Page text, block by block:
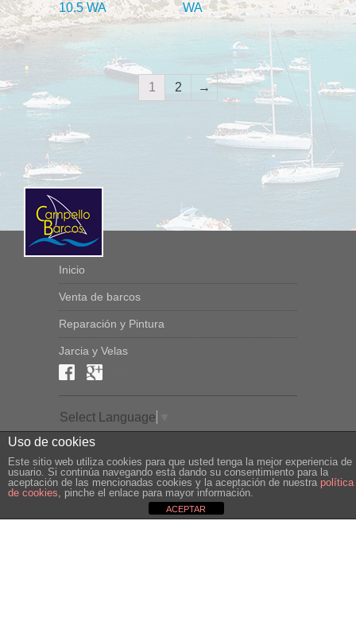
10.5 WA
WA
1 2 →
Inicio
Venta de barcos
Reparación y Pintura
Jarcia y Velas
Select Language
CampelloBarcos © 2020
A. Legal y P. de Privacidad
Política de Cookies
Uso de cookies
Este sitio web utiliza cookies para que usted tenga la mejor experiencia de
usuario. Si continúa navegando está dando su consentimiento para la
aceptación de las mencionadas cookies y la aceptación de nuestra política
de cookies, pinche el enlace para mayor información.
ACEPTAR